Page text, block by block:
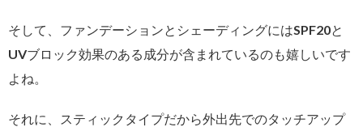
そして、ファンデーションとシェーディングにはSPF20と
UVブロック効果のある成分が含まれているのも嬉しいです
よね。
それに、スティックタイプだから外出先でのタッチアップ